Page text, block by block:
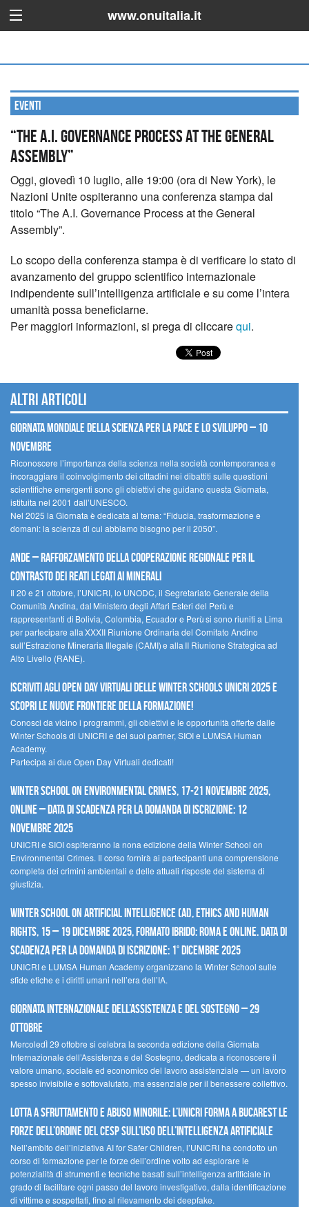
www.onuitalia.it
Eventi
“The A.I. Governance Process at the General
Assembly”
Oggi, giovedì 10 luglio, alle 19:00 (ora di New York), le
Nazioni Unite ospiteranno una conferenza stampa dal
titolo “The A.I. Governance Process at the General
Assembly”.
Lo scopo della conferenza stampa è di verificare lo stato di
avanzamento del gruppo scientifico internazionale
indipendente sull’intelligenza artificiale e su come l’intera
umanità possa beneficiarne.
Per maggiori informazioni, si prega di cliccarequi.
Altri articoli
Giornata mondiale della scienza per la pace e lo sviluppo – 10
novembre
Riconoscere l’importanza della scienza nella società contemporanea e
incoraggiare il coinvolgimento dei cittadini nei dibattiti sulle questioni
scientifiche emergenti sono gli obiettivi che guidano questa Giornata,
istituita nel 2001 dall’UNESCO.
Nel 2025 la Giornata è dedicata al tema: “Fiducia, trasformazione e
domani: la scienza di cui abbiamo bisogno per il 2050”.
Ande – Rafforzamento della cooperazione regionale per il
contrasto dei reati legati ai minerali
Il 20 e 21 ottobre, l’UNICRI, lo UNODC, il Segretariato Generale della
Comunità Andina, dal Ministero degli Affari Esteri del Perù e
rappresentanti di Bolivia, Colombia, Ecuador e Perù si sono riuniti a Lima
per partecipare alla XXXII Riunione Ordinaria del Comitato Andino
sull’Estrazione Mineraria Illegale (CAMI) e alla II Riunione Strategica ad
Alto Livello (RANE).
Iscriviti agli Open Day Virtuali delle Winter Schools UNICRI 2025 e
scopri le nuove frontiere della formazione!
Conosci da vicino i programmi, gli obiettivi e le opportunità offerte dalle
Winter Schools di UNICRI e dei suoi partner, SIOI e LUMSA Human
Academy.
Partecipa ai due Open Day Virtuali dedicati!
Winter School on Environmental Crimes, 17-21 novembre 2025,
Online – Data di scadenza per la domanda di iscrizione: 12
novembre 2025
UNICRI e SIOI ospiteranno la nona edizione della Winter School on
Environmental Crimes. Il corso fornirà ai partecipanti una comprensione
completa dei crimini ambientali e delle attuali risposte del sistema di
giustizia.
Winter School on Artificial Intelligence (AI), Ethics and Human
Rights, 15 – 19 dicembre 2025, Formato Ibrido: Roma e online. Data di
scadenza per la domanda di iscrizione: 1° dicembre 2025
UNICRI e LUMSA Human Academy organizzano la Winter School sulle
sfide etiche e i diritti umani nell’era dell’IA.
Giornata internazionale dell’assistenza e del sostegno – 29
ottobre
MercoledÌ 29 ottobre si celebra la seconda edizione della Giornata
Internazionale dell’Assistenza e del Sostegno, dedicata a riconoscere il
valore umano, sociale ed economico del lavoro assistenziale — un lavoro
spesso invisibile e sottovalutato, ma essenziale per il benessere collettivo.
Lotta a sfruttamento e abuso minorile: l’UNICRI forma a Bucarest le
forze dell’ordine del CESP sull’uso dell’Intelligenza Artificiale
Nell’ambito dell’iniziativa AI for Safer Children, l’UNICRI ha condotto un
corso di formazione per le forze dell’ordine volto ad esplorare le
potenzialità di strumenti e tecniche basati sull’intelligenza artificiale in
grado di facilitare ogni passo del lavoro investigativo, dalla identificazione
di vittime e sospettati, fino al rilevamento dei deepfake.